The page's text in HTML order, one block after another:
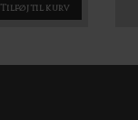
Tilføj til kurv